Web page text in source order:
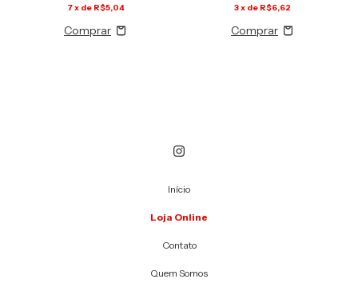
7x de R$5,04 3x de R$6,62
Início
Loja Online
Contato
Quem Somos